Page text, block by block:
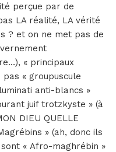
perçue par de
LA réalité, LA vérité
? et on ne met pas de
« principaux
« groupuscule
anti-blancs »
juif trotzkyste » (à
DIEU QUELLE
» (ah, donc ils
« Afro-maghrébin »